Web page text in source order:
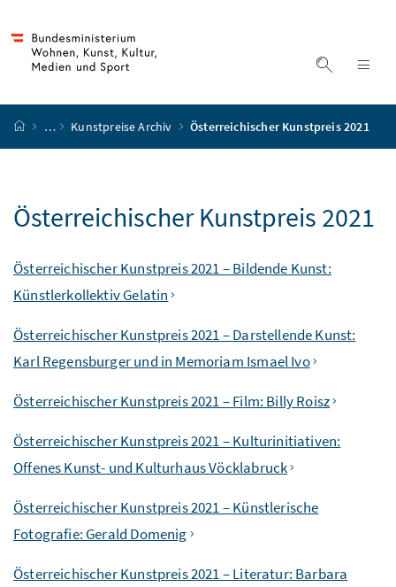
Suche
Startseite
… Kunstpreise Archiv Österreichischer Kunstpreis 2021
Österreichischer Kunstpreis 2021
Inhaltsverzeichnis
Österreichischer Kunstpreis 2021 – Bildende Kunst:
Künstlerkollektiv Gelatin
Österreichischer Kunstpreis 2021 – Darstellende Kunst:
Karl Regensburger und in Memoriam Ismael Ivo
Österreichischer Kunstpreis 2021 – Film: Billy Roisz
Österreichischer Kunstpreis 2021 – Kulturinitiativen:
Offenes Kunst- und Kulturhaus Vöcklabruck
Österreichischer Kunstpreis 2021 – Künstlerische
Fotografie: Gerald Domenig
Österreichischer Kunstpreis 2021 – Literatur: Barbara